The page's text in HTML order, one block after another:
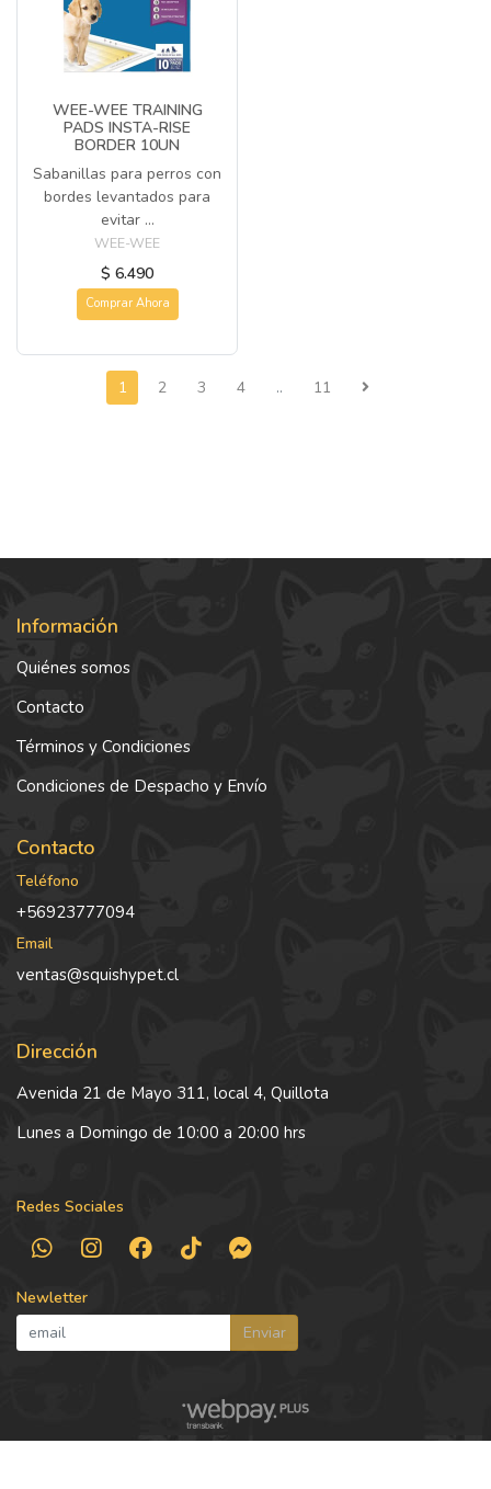
WEE-WEE TRAINING
PADS INSTA-RISE
BORDER 10UN
Sabanillas para perros con
bordes levantados para
evitar ...
WEE-WEE
$ 6.490
Comprar Ahora
1 2 3 4 .. 11
Información
Quiénes somos
Contacto
Términos y Condiciones
Condiciones de Despacho y Envío
Contacto
Teléfono
+56923777094
Email
ventas@squishypet.cl
Dirección
Avenida 21 de Mayo 311, local 4, Quillota
Lunes a Domingo de 10:00 a 20:00 hrs
Redes Sociales
Newletter
Enviar